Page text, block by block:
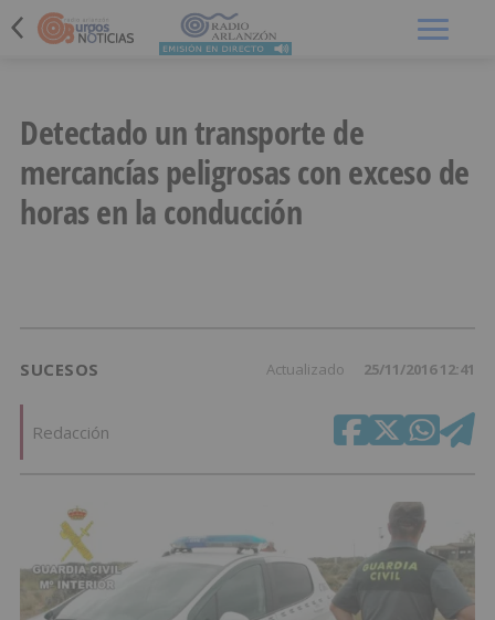
Detectado un transporte de
mercancías peligrosas con exceso de
horas en la conducción
SUCESOS Actualizado 25/11/2016 12:41
Redacción